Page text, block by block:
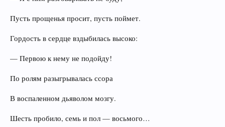
Пусть прощенья просит, пусть поймет.
Гордость в сердце вздыбилась высоко:
— Первою к нему не подойду!
По ролям разыгрывалась ссора
В воспаленном дьяволом мозгу.
Шесть пробило, семь и пол — восьмого…